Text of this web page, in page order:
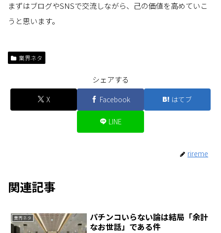
まずはブログやSNSで交流しながら、己の価値を高めていこ
うと思います。
業界ネタ
シェアする
X Facebook はてブ
LINE
rireme
関連記事
業界ネタ
パチンコいらない論は結局「余計
なお世話」である件